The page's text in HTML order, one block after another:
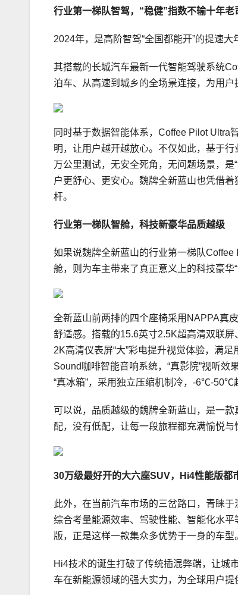
行业第一梯队智驾，“稳健”指数不输十年老
2024年，是高阶智驾“全国都能开”的提速
其搭载的长城汽车最新一代智能驾驶系统
泊车、从高速到城乡的全场景连接，为用
同时基于数据智能体系，Coffee Pilot Ultra
明，让用户越开越放心。不仅如此，基于
万公里测试，无安全死角，无问题场景，
户更舒心、更安心。魏牌全新蓝山也凭借
杆。
行业第一梯队智舱， 科技新豪华品质越级
如果说魏牌全新蓝山的行业第一梯队
舱，则为车主带来了真正意义上的科技豪华“
全新蓝山前两排的四个座椅采用NAPPA真
舒适感。搭载的15.6英寸2.5K超高清双联
2K高清仪表屏“大”彩电提升视觉体验，满
Sound咖啡智能音响系统，“真影院”视听
“真冰箱”，采用独立压缩机制冷，-6℃-50℃
可以说，品质越级的魏牌全新蓝山，是一
配，没有低配，让每一段旅程都充满愉悦与
30万级最好开的大六座SUV， Hi4性能版都
此外，在当前汽车市场的三岔路口，青睐
综合考量能源效率、驾驶性能、智能化水
版，正是这样一款集众多优势于一身的车型
Hi4技术的诞生打破了传统插混弊端，让城
车在新能源领域的强大实力，为全球用户提